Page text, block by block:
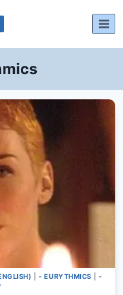
|- EURYTHMICS
-